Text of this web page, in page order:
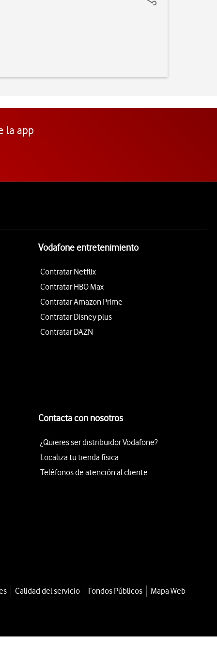
la app
Vodafone entretenimiento
Contratar Netflix
Contratar HBO Max
Contratar Amazon Prime
Contratar Disney plus
Contratar DAZN
Contacta con nosotros
¿Quieres ser distribuidor Vodafone?
Localiza tu tienda física
Teléfonos de atención al cliente
Calidad del servicio Fondos Públicos
Mapa Web